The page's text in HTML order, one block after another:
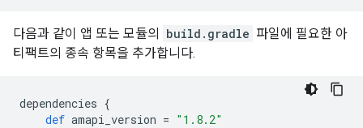
다음과 같이 앱 또는 모듈의 build.gradle 파일에 필요한 아
티팩트의 종속 항목을 추가합니다.
dependencies {
def amapi_version = "1.8.2"